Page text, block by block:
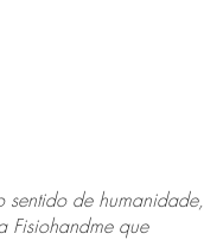
sentido de humanidade,
Fisiohandme que